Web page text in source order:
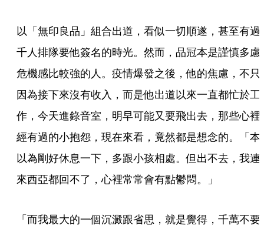
以「無印良品」組合出道，看似一切順遂，甚至有過
千人排隊要他簽名的時光。然而，品冠本是謹慎多慮
危機感比較強的人。疫情爆發之後，他的焦慮，不只
因為接下來沒有收入，而是他出道以來一直都忙於工
作，今天進錄音室，明早可能又要飛出去，那些心裡
經有過的小抱怨，現在來看，竟然都是想念的。「本
以為剛好休息一下，多跟小孩相處。但出不去，我連
來西亞都回不了，心裡常常會有點鬱悶。」
「而我最大的一個沉澱跟省思，就是覺得，千萬不要